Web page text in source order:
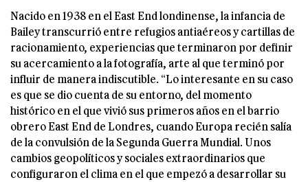
Nacido en 1938 en el East End londinense, la infancia de
Bailey transcurrió entre refugios antiaéreos y cartillas de
racionamiento, experiencias que terminaron por definir
su acercamiento a la fotografía, arte al que terminó por
influir de manera indiscutible. “Lo interesante en su caso
es que se dio cuenta de su entorno, del momento
histórico en el que vivió sus primeros años en el barrio
obrero East End de Londres, cuando Europa recién salía
de la convulsión de la Segunda Guerra Mundial. Unos
cambios geopolíticos y sociales extraordinarios que
configuraron el clima en el que empezó a desarrollar su